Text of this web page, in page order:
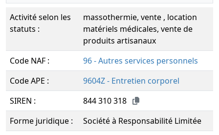
Activité selon les
statuts :
massothermie, vente , location
matériels médicales, vente de
produits artisanaux
Code NAF :
96 - Autres services personnels
Code APE :
9604Z - Entretien corporel
SIREN :
844 310 318
Forme juridique :
Société à Responsabilité Limitée